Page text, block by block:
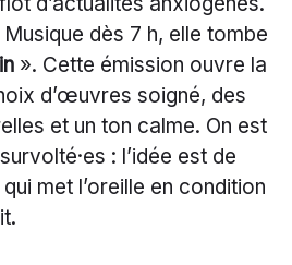
dès 7 h, elle tombe
». Cette émission ouvre la
d’œuvres soigné, des
et un ton calme. On est
: l’idée est de
met l’oreille en condition